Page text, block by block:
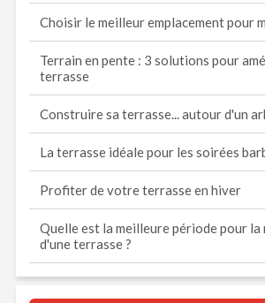
Choisir le meilleur emplacement pour
Terrain en pente : 3 solutions pour
terrasse
Construire sa terrasse... autour d'un
La terrasse idéale pour les soirées
Profiter de votre terrasse en hiver
Quelle est la meilleure période pour
d'une terrasse ?